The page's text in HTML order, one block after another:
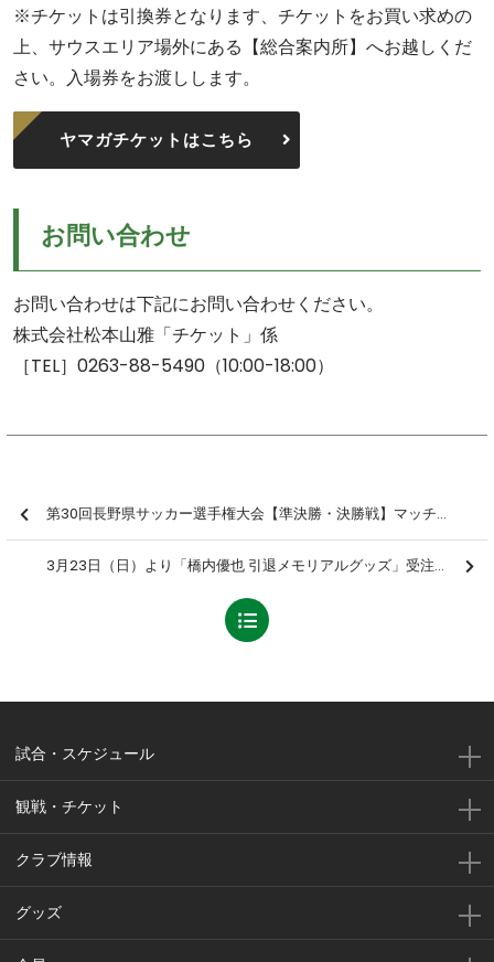
※チケットは引換券となります、チケットをお買い求めの
上、サウスエリア場外にある【総合案内所】へお越しくだ
さい。入場券をお渡しします。
ヤマガチケットはこちら
お問い合わせ
お問い合わせは下記にお問い合わせください。
株式会社松本山雅「チケット」係
［TEL］0263-88-5490（10:00-18:00）
第30回長野県サッカー選手権大会【準決勝・決勝戦】マッチスケジュール決定のお知らせ ―松本山雅FCは決勝戦より出場―
3月23日（日）より「橋内優也 引退メモリアルグッズ」受注販売のお知らせ ※3/22修正
試合・スケジュール
観戦・チケット
クラブ情報
グッズ